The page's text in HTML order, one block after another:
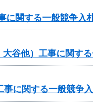
関する一般競争入
谷他）工事に関する
に関する一般競争